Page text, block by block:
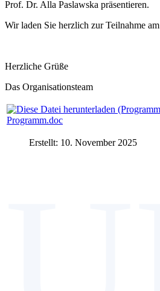
Prof. Dr. Alla Paslawska präsentieren.
Wir laden Sie herzlich zur Teilnahme
Herzliche Grüße
Das Organisationsteam
Programm.doc
Erstellt: 10. November 2025